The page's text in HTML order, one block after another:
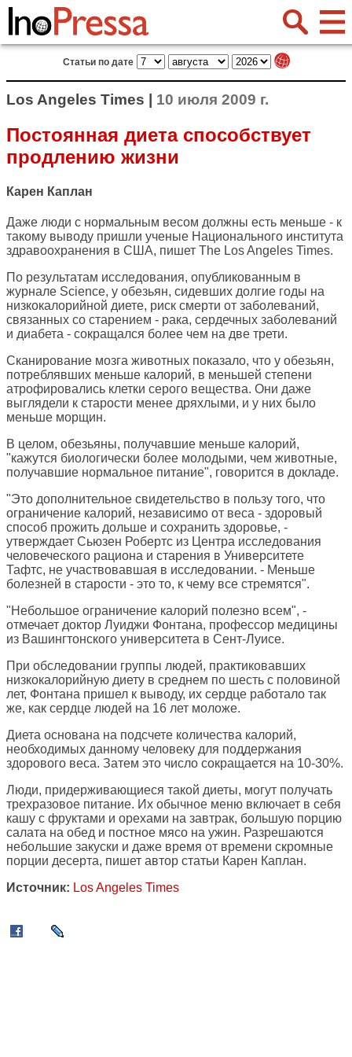
Статьи по дате
Los Angeles Times | 10 июля 2009 г.
Постоянная диета способствует
продлению жизни
Карен Каплан
Даже люди с нормальным весом должны есть меньше - к
такому выводу пришли ученые Национального института
здравоохранения в США, пишет The Los Angeles Times.
По результатам исследования, опубликованным в
журнале Science, у обезьян, сидевших долгие годы на
низкокалорийной диете, риск смерти от заболеваний,
связанных со старением - рака, сердечных заболеваний
и диабета - сокращался более чем на две трети.
Сканирование мозга животных показало, что у обезьян,
потреблявших меньше калорий, в меньшей степени
атрофировались клетки серого вещества. Они даже
выглядели к старости менее дряхлыми, и у них было
меньше морщин.
В целом, обезьяны, получавшие меньше калорий,
"кажутся биологически более молодыми, чем животные,
получавшие нормальное питание", говорится в докладе.
"Это дополнительное свидетельство в пользу того, что
ограничение калорий, независимо от веса - здоровый
способ прожить дольше и сохранить здоровье, -
утверждает Сьюзен Робертс из Центра исследования
человеческого рациона и старения в Университете
Тафтс, не участвовавшая в исследовании. - Меньше
болезней в старости - это то, к чему все стремятся".
"Небольшое ограничение калорий полезно всем", -
отмечает доктор Луиджи Фонтана, профессор медицины
из Вашингтонского университета в Сент-Луисе.
При обследовании группы людей, практиковавших
низкокалорийную диету в среднем по шесть с половиной
лет, Фонтана пришел к выводу, их сердце работало так
же, как сердце людей на 16 лет моложе.
Диета основана на подсчете количества калорий,
необходимых данному человеку для поддержания
здорового веса. Затем это число сокращается на 10-30%.
Люди, придерживающиеся такой диеты, могут получать
трехразовое питание. Их обычное меню включает в себя
кашу с фруктами и орехами на завтрак, большую порцию
салата на обед и постное мясо на ужин. Разрешаются
небольшие закуски и даже время от времени скромные
порции десерта, пишет автор статьи Карен Каплан.
Источник: Los Angeles Times